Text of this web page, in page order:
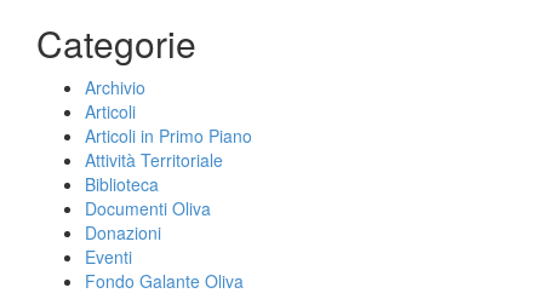
Categorie
Archivio
Articoli
Articoli in Primo Piano
Attività Territoriale
Biblioteca
Documenti Oliva
Donazioni
Eventi
Fondo Galante Oliva